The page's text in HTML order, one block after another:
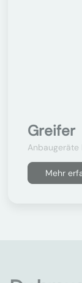
Greifer
Anbaugeräte
Mehr